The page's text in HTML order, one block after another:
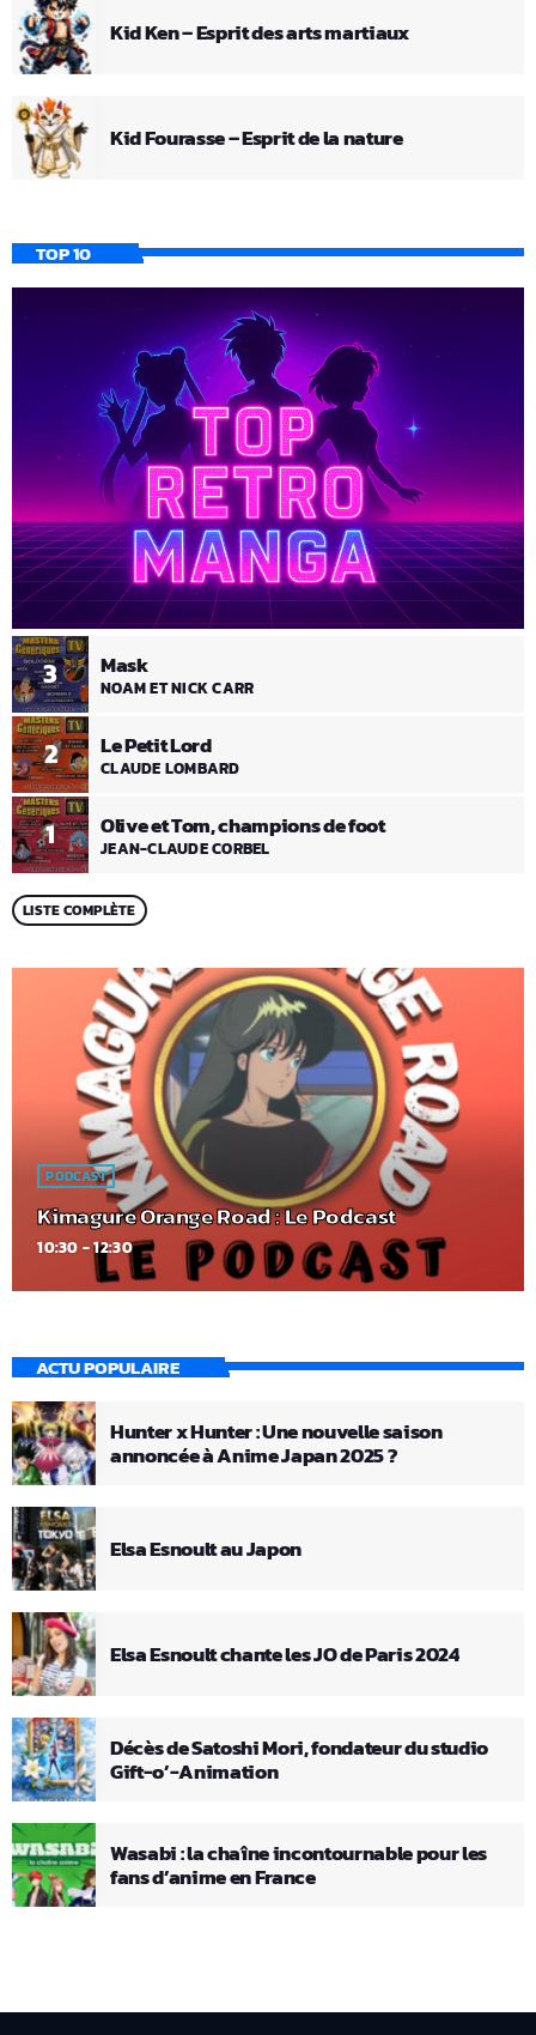
Kid Ken – Esprit des arts martiaux
Kid Fourasse – Esprit de la nature
TOP 10
1 Olive et Tom, champions de foot
JEAN-CLAUDE CORBEL
2 Le Petit Lord
CLAUDE LOMBARD
3 Mask
NOAM ET NICK CARR
LISTE COMPLÈTE
PODCAST
Kimagure Orange Road : Le Podcast
10:30 - 12:30
ACTU POPULAIRE
Hunter x Hunter : Une nouvelle saison
annoncée à Anime Japan 2025 ?
Elsa Esnoult au Japon
Elsa Esnoult chante les JO de Paris 2024
Décès de Satoshi Mori, fondateur du studio
Gift-o’-Animation
Wasabi : la chaîne incontournable pour les
fans d’anime en France